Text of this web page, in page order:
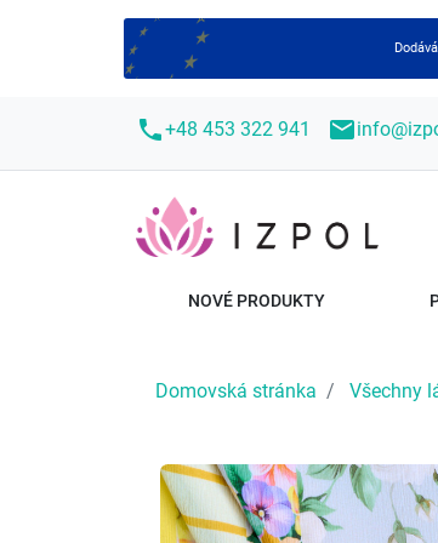
call+48 453 322 941 mail
NOVÉ PRODUKTY
Domovská stránka Všechny